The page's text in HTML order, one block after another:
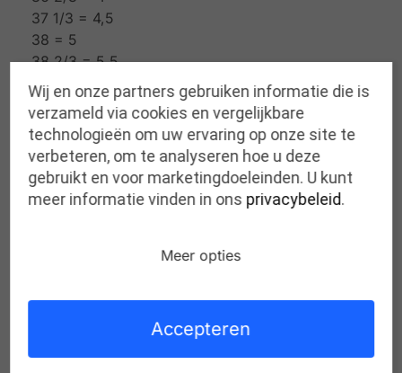
37 1/3 = 4,5
38 = 5
38 2/3 = 5,5
39 1/3 = 6
40 = 6,5
40 2/3 = 7
41 1/3 = 7,5
42 = 8
42 2/3 = 8,5
45 2/3 = 11
47 2/3 = 12,5
Wij en onze partners gebruiken informatie die is
verzameld via cookies en vergelijkbare
technologieën om uw ervaring op onze site te
verbeteren, om te analyseren hoe u deze
gebruikt en voor marketingdoeleinden. U kunt
meer informatie vinden in ons privacybeleid.
Meer opties
Accepteren